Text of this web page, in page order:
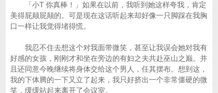
「小T 你真棒！」如果在以前，我听到她这样夸我，肯定
美得屁颠屁颠的。可是现在这话听起来却好像一只脚踩在我胸
口一样让我觉得堵得慌。
我忍不住去想这个对我面带微笑，甚至让我误会她对我有
好感的女孩，刚刚才和坐在旁边的有妇之夫共赴巫山之巅。并
且还同意今晚继续将身体交给这个男人，任其摆布。想到这，
我的下体腾的一下又立了起来，我只好挤出一个非常僵硬的微
笑，缓缓站起来离开了会议室。